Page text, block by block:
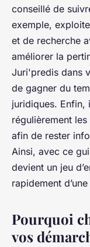
conseillé de
exemple,
et de recherche
améliorer la
Juri'predis dans
de gagner du
juridiques. Enfin,
régulièrement
afin de rester
Ainsi, avec ce
devient un jeu
rapidement
Pourquoi
vos